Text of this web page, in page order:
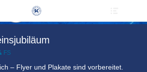
FS
– Flyer und Plakate sind vorbereitet.